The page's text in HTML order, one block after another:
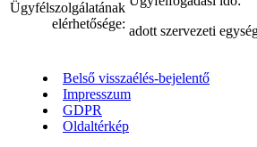
Ügyfélszolgálatának
elérhetősége: adott szervezeti
Belső visszaélés-bejelentő
Impresszum
GDPR
Oldaltérkép